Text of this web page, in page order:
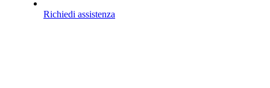
Richiedi assistenza